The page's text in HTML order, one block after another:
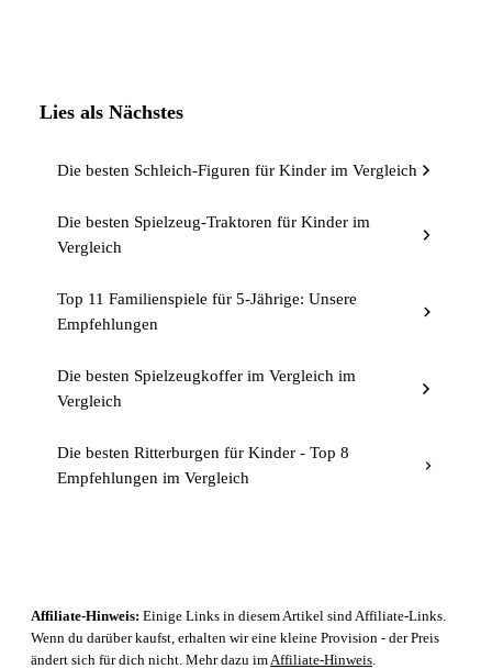
Lies als Nächstes
Die besten Schleich-Figuren für Kinder im Vergleich
Die besten Spielzeug-Traktoren für Kinder im
Vergleich
Top 11 Familienspiele für 5-Jährige: Unsere
Empfehlungen
Die besten Spielzeugkoffer im Vergleich im
Vergleich
Die besten Ritterburgen für Kinder - Top 8
Empfehlungen im Vergleich
Affiliate-Hinweis: Einige Links in diesem Artikel sind Affiliate-Links.
Wenn du darüber kaufst, erhalten wir eine kleine Provision - der Preis
ändert sich für dich nicht. Mehr dazu im Affiliate-Hinweis